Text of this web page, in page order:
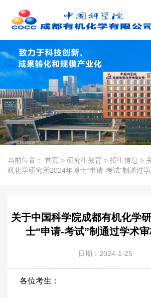
当前位置： 首页 > 研究生教育 > 招生信息 >
机化学研究所2024年博士“申请-考试”制通过
关于中国科学院成都有机化学
士“申请-考试”制通过学术
日期：2024-1-25
各位考生：